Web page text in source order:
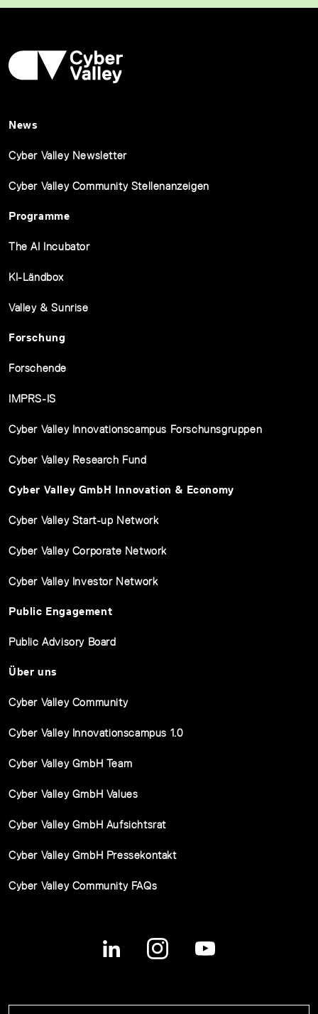
News
Cyber Valley Newsletter
Cyber Valley Community Stellenanzeigen
Programme
The AI Incubator
KI-Ländbox
Valley & Sunrise
Forschung
Forschende
IMPRS-IS
Cyber Valley Innovationscampus Forschunsgruppen
Cyber Valley Research Fund
Cyber Valley GmbH Innovation & Economy
Cyber Valley Start-up Network
Cyber Valley Corporate Network
Cyber Valley Investor Network
Public Engagement
Public Advisory Board
Über uns
Cyber Valley Community
Cyber Valley Innovationscampus 1.0
Cyber Valley GmbH Team
Cyber Valley GmbH Values
Cyber Valley GmbH Aufsichtsrat
Cyber Valley GmbH Pressekontakt
Cyber Valley Community FAQs